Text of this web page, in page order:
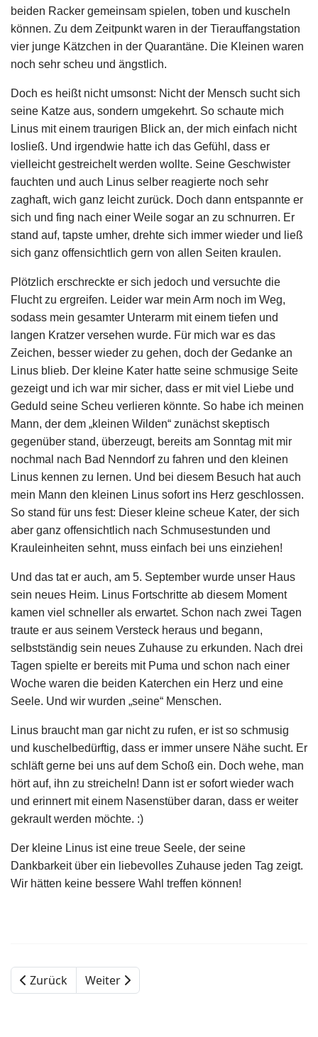
beiden Racker gemeinsam spielen, toben und kuscheln
können. Zu dem Zeitpunkt waren in der Tierauffangstation
vier junge Kätzchen in der Quarantäne. Die Kleinen waren
noch sehr scheu und ängstlich.
Doch es heißt nicht umsonst: Nicht der Mensch sucht sich
seine Katze aus, sondern umgekehrt. So schaute mich
Linus mit einem traurigen Blick an, der mich einfach nicht
losließ. Und irgendwie hatte ich das Gefühl, dass er
vielleicht gestreichelt werden wollte. Seine Geschwister
fauchten und auch Linus selber reagierte noch sehr
zaghaft, wich ganz leicht zurück. Doch dann entspannte er
sich und fing nach einer Weile sogar an zu schnurren. Er
stand auf, tapste umher, drehte sich immer wieder und ließ
sich ganz offensichtlich gern von allen Seiten kraulen.
Plötzlich erschreckte er sich jedoch und versuchte die
Flucht zu ergreifen. Leider war mein Arm noch im Weg,
sodass mein gesamter Unterarm mit einem tiefen und
langen Kratzer versehen wurde. Für mich war es das
Zeichen, besser wieder zu gehen, doch der Gedanke an
Linus blieb. Der kleine Kater hatte seine schmusige Seite
gezeigt und ich war mir sicher, dass er mit viel Liebe und
Geduld seine Scheu verlieren könnte. So habe ich meinen
Mann, der dem „kleinen Wilden“ zunächst skeptisch
gegenüber stand, überzeugt, bereits am Sonntag mit mir
nochmal nach Bad Nenndorf zu fahren und den kleinen
Linus kennen zu lernen. Und bei diesem Besuch hat auch
mein Mann den kleinen Linus sofort ins Herz geschlossen.
So stand für uns fest: Dieser kleine scheue Kater, der sich
aber ganz offensichtlich nach Schmusestunden und
Krauleinheiten sehnt, muss einfach bei uns einziehen!
Und das tat er auch, am 5. September wurde unser Haus
sein neues Heim. Linus Fortschritte ab diesem Moment
kamen viel schneller als erwartet. Schon nach zwei Tagen
traute er aus seinem Versteck heraus und begann,
selbstständig sein neues Zuhause zu erkunden. Nach drei
Tagen spielte er bereits mit Puma und schon nach einer
Woche waren die beiden Katerchen ein Herz und eine
Seele. Und wir wurden „seine“ Menschen.
Linus braucht man gar nicht zu rufen, er ist so schmusig
und kuschelbedürftig, dass er immer unsere Nähe sucht. Er
schläft gerne bei uns auf dem Schoß ein. Doch wehe, man
hört auf, ihn zu streicheln! Dann ist er sofort wieder wach
und erinnert mit einem Nasenstüber daran, dass er weiter
gekrault werden möchte. :)
Der kleine Linus ist eine treue Seele, der seine
Dankbarkeit über ein liebevolles Zuhause jeden Tag zeigt.
Wir hätten keine bessere Wahl treffen können!
Zurück Weiter